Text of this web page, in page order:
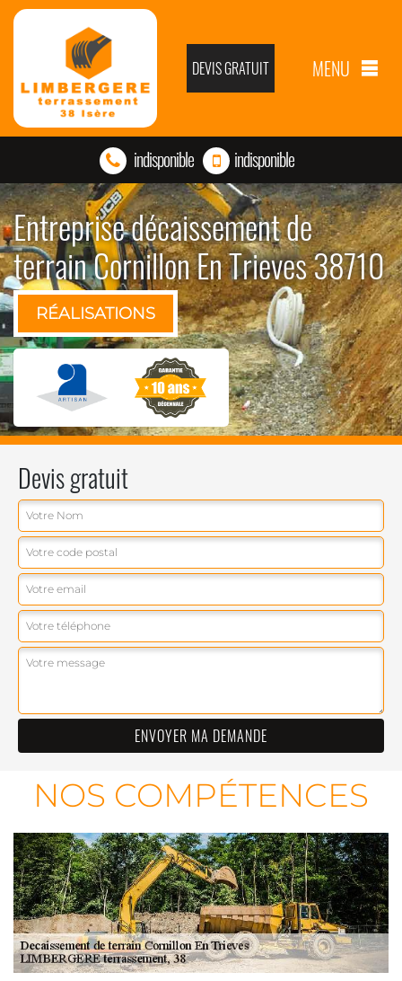
DEVIS GRATUIT MENU
indisponible indisponible
Entreprise décaissement de
terrain Cornillon En Trieves 38710
RÉALISATIONS
Devis gratuit
NOS COMPÉTENCES